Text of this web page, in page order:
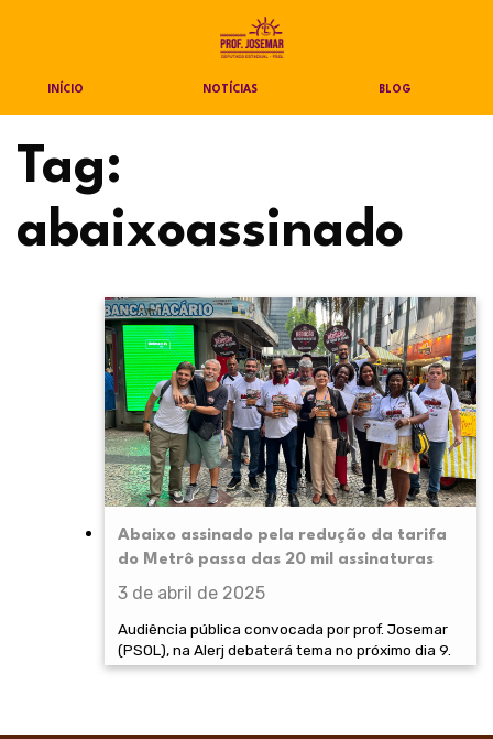
INÍCIO NOTÍCIAS BLOG
Tag:
abaixoassinado
Abaixo assinado pela redução da tarifa
do Metrô passa das 20 mil assinaturas
3 de abril de 2025
Audiência pública convocada por prof. Josemar
(PSOL), na Alerj debaterá tema no próximo dia 9.